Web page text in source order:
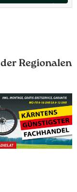
Regionalen